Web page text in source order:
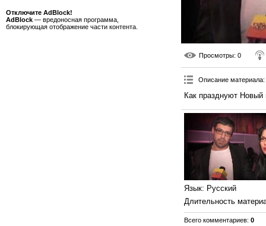
Отключите AdBlock!
AdBlock — вредоносная программа,
блокирующая отображение части контента.
Просмотры: 0
Описание материала:
Как празднуют
Язык: Русский
Длительность
Всего комментариев: 0